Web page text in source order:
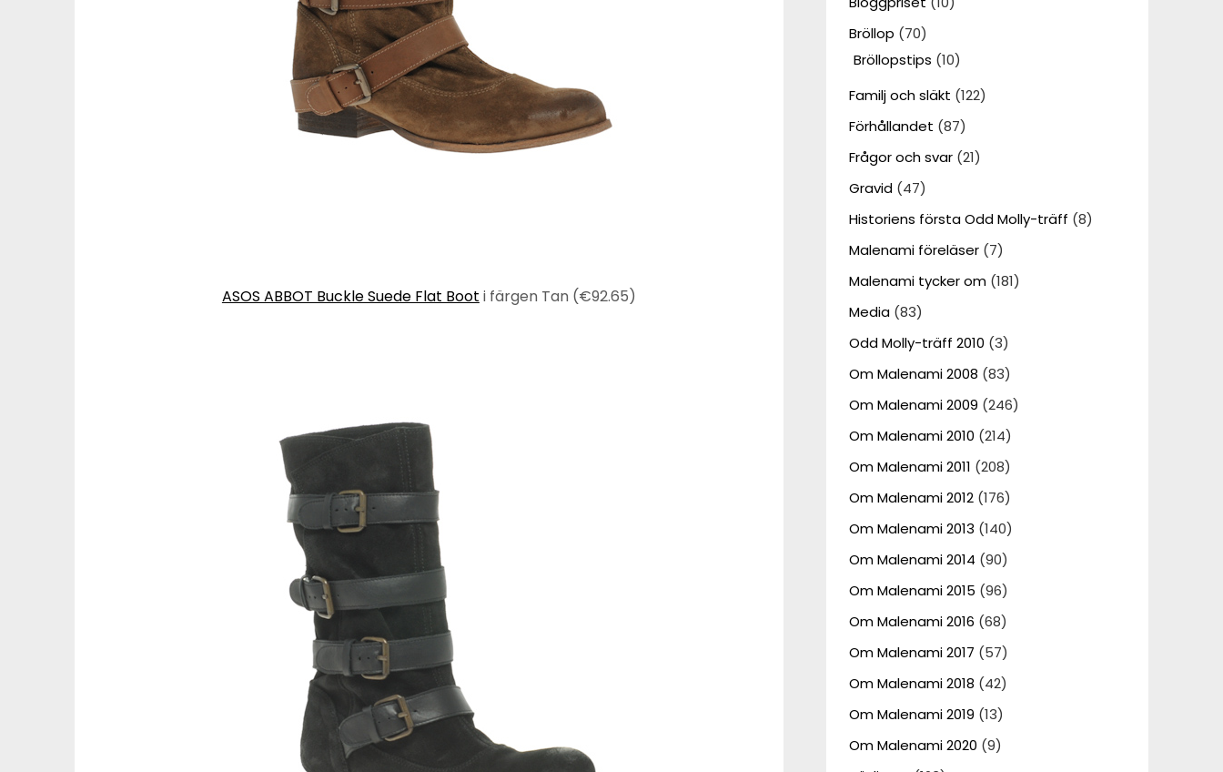
ASOS ABBOT Buckle Suede Flat Boot i färgen Tan (€92.65)
Bröllop (70)
Bröllopstips (10)
Familj och släkt (122)
Förhållandet (87)
Frågor och svar(21)
Gravid(47)
Historiens första Odd Molly-träff (8)
Malenami föreläser(7)
Malenami tycker om(181)
Media(83)
Odd Molly-träff 2010 (3)
Om Malenami 2008 (83)
Om Malenami 2009 (246)
Om Malenami 2010 (214)
Om Malenami 2011 (208)
Om Malenami 2012(176)
Om Malenami 2013 (140)
Om Malenami 2014 (90)
Om Malenami 2015 (96)
Om Malenami 2016 (68)
Om Malenami 2017 (57)
Om Malenami 2018 (42)
Om Malenami 2019 (13)
Om Malenami 2020 (9)